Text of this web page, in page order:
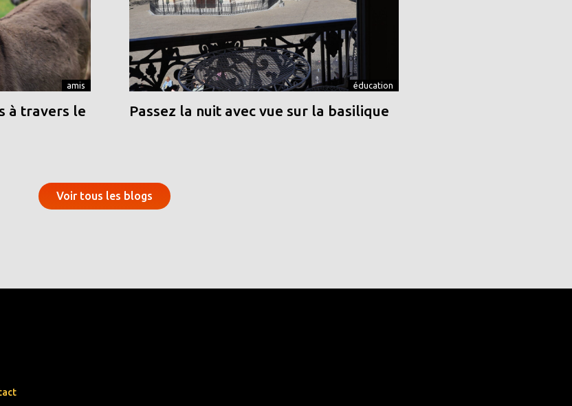
amis
à travers le
éducation
Passez la nuit avec vue sur la basilique
Voir tous les blogs